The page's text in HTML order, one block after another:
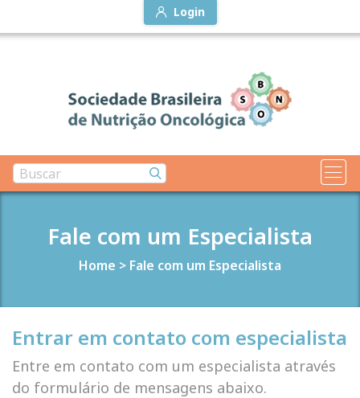
Login
Fale com um Especialista
Home > Fale com um Especialista
Entrar em contato com especialista
Entre em contato com um especialista através
do formulário de mensagens abaixo.